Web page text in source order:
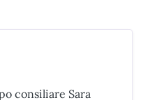
consiliare Sara